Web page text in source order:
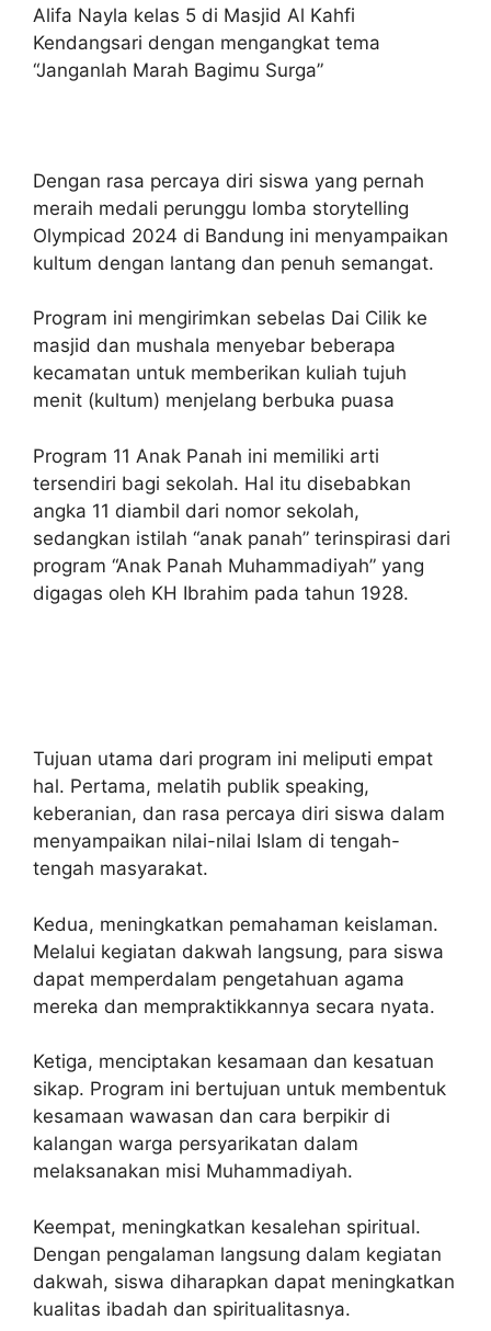
Alifa Nayla kelas 5 di Masjid Al Kahfi
Kendangsari dengan mengangkat tema
“Janganlah Marah Bagimu Surga”
Dengan rasa percaya diri siswa yang pernah
meraih medali perunggu lomba storytelling
Olympicad 2024 di Bandung ini menyampaikan
kultum dengan lantang dan penuh semangat.
Program ini mengirimkan sebelas Dai Cilik ke
masjid dan mushala menyebar beberapa
kecamatan untuk memberikan kuliah tujuh
menit (kultum) menjelang berbuka puasa
Program 11 Anak Panah ini memiliki arti
tersendiri bagi sekolah. Hal itu disebabkan
angka 11 diambil dari nomor sekolah,
sedangkan istilah “anak panah” terinspirasi dari
program “Anak Panah Muhammadiyah” yang
digagas oleh KH Ibrahim pada tahun 1928.
Tujuan utama dari program ini meliputi empat
hal. Pertama, melatih publik speaking,
keberanian, dan rasa percaya diri siswa dalam
menyampaikan nilai-nilai Islam di tengah-
tengah masyarakat.
Kedua, meningkatkan pemahaman keislaman.
Melalui kegiatan dakwah langsung, para siswa
dapat memperdalam pengetahuan agama
mereka dan mempraktikkannya secara nyata.
Ketiga, menciptakan kesamaan dan kesatuan
sikap. Program ini bertujuan untuk membentuk
kesamaan wawasan dan cara berpikir di
kalangan warga persyarikatan dalam
melaksanakan misi Muhammadiyah.
Keempat, meningkatkan kesalehan spiritual.
Dengan pengalaman langsung dalam kegiatan
dakwah, siswa diharapkan dapat meningkatkan
kualitas ibadah dan spiritualitasnya.